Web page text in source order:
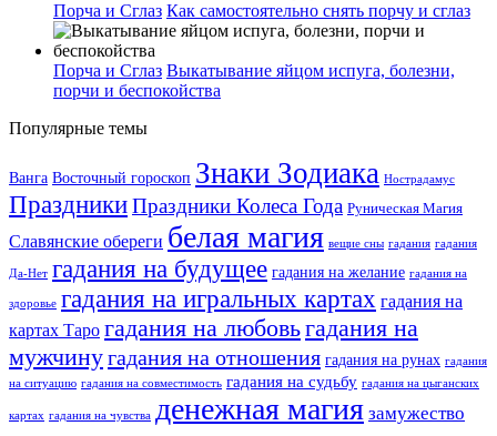
Порча и Сглаз Как самостоятельно снять порчу и сглаз
Порча и Сглаз Выкатывание яйцом испуга, болезни,
порчи и беспокойства
Популярные темы
Ванга Восточный гороскоп Знаки Зодиака Нострадамус
ПраздникиПраздники Колеса Года Руническая Магия
Славянские обереги белая магия вещие сны гадания гадания
Да-Нет гадания на будущее гадания на желание гадания на
здоровье гадания на игральных картах гадания на
картах Таро гадания на любовьгадания на
мужчинугадания на отношения гадания на рунах гадания
на ситуацию гадания на совместимость гадания на судьбу гадания на цыганских
картах гадания на чувства денежная магия замужество